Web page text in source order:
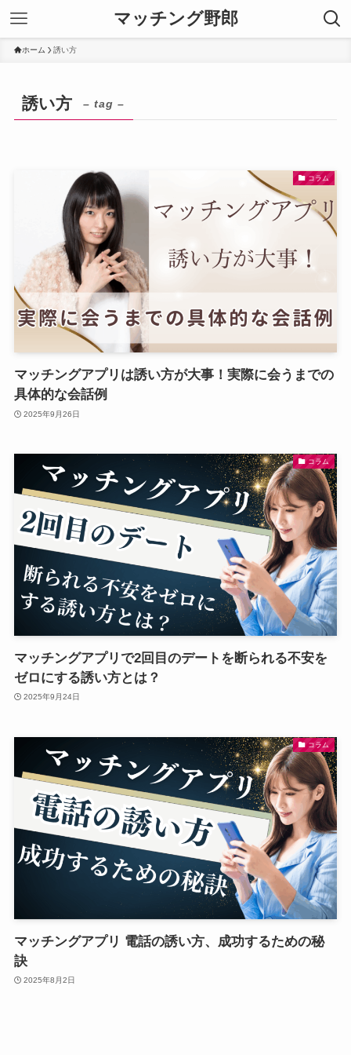
マッチング野郎
ホーム 誘い方
誘い方 – tag –
コラム
マッチングアプリは誘い方が大事！実際に会うまでの
具体的な会話例
2025年9月26日
コラム
マッチングアプリで2回目のデートを断られる不安を
ゼロにする誘い方とは？
2025年9月24日
コラム
マッチングアプリ 電話の誘い方、成功するための秘
訣
2025年8月2日